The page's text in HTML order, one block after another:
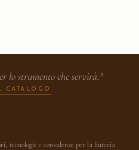
lo strumento che servirà."
CATALOGO
tecnologie e consulenze per la liuteria